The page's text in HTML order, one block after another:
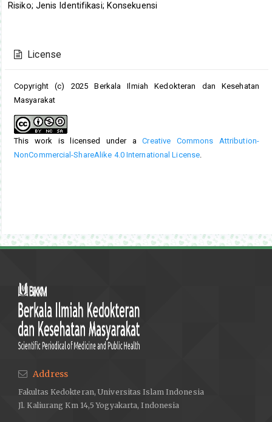
Risiko; Jenis Identifikasi; Konsekuensi
Details
License
Copyright (c) 2025 Berkala Ilmiah Kedokteran dan Kesehatan
Masyarakat
This work is licensed under aCreative Commons Attribution-
NonCommercial-ShareAlike 4.0 International License.
Address
Fakultas Kedokteran, Universitas Islam Indonesia
Jl. Kaliurang Km 14,5 Yogyakarta, Indonesia